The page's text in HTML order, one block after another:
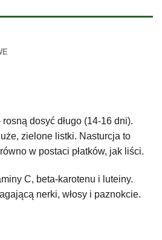
rosną dosyć długo (14-16 dni).
zielone listki. Nasturcja to
w postaci płatków, jak liści.
C, beta-karotenu i luteiny.
nerki, włosy i paznokcie.